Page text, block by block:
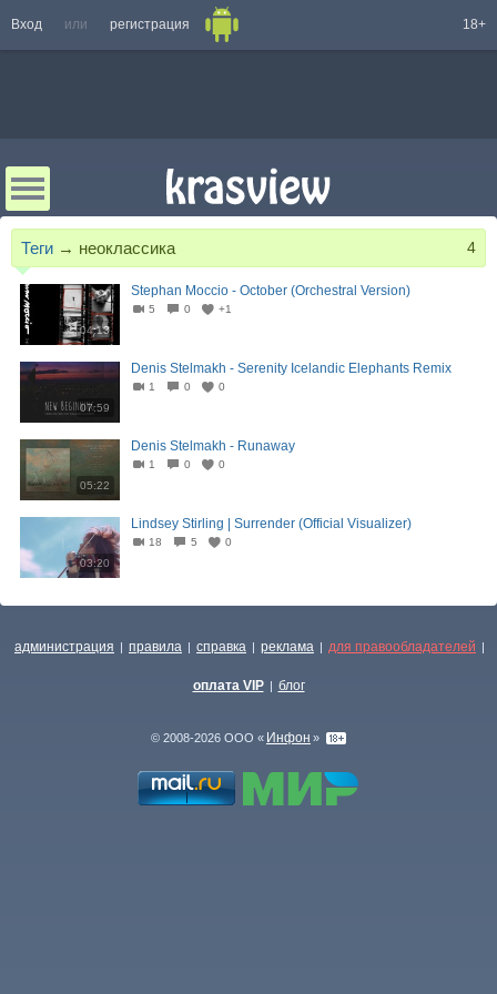
Вход или регистрация 18+
Теги → неоклассика 4
04:13
Stephan Moccio - October (Orchestral Version)
5 0 +1
07:59
Denis Stelmakh - Serenity Icelandic Elephants Remix
1 0 0
05:22
Denis Stelmakh - Runaway
1 0 0
03:20
Lindsey Stirling | Surrender (Official Visualizer)
18 5 0
администрация | правила | справка | реклама | для правообладателей |
оплата VIP | блог
© 2008-2026 ООО « Инфон »